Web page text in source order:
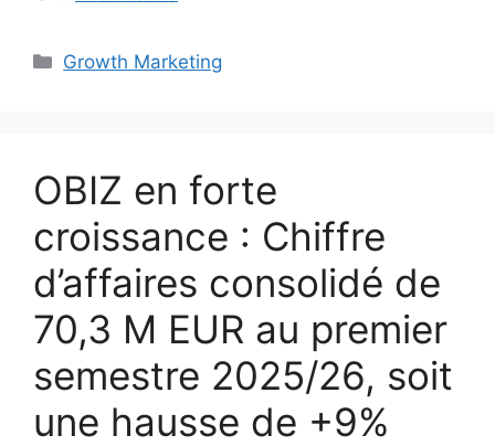
Catégories
Growth Marketing
OBIZ en forte
croissance : Chiffre
d’affaires consolidé de
70,3 M EUR au premier
semestre 2025/26, soit
une hausse de +9%